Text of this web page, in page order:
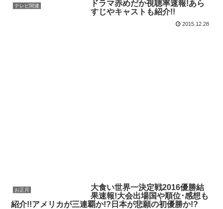
テレビ関連
ドラマ赤めだか視聴率速報!あら
すじやキャストも紹介!!
2015.12.28
お正月
大食い世界一決定戦2016優勝結
果速報!大会出場国や順位･感想も
紹介!!アメリカが三連覇か!?日本が悲願の初優勝か!?